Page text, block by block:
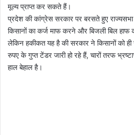
मूल्य प्राप्त कर सकते हैं।
प्रदेश की कांग्रेस सरकार पर बरसते हुए
किसानों का कर्ज माफ करने और बिजली बिल हाफ
लेकिन हकीकत यह है की सरकार ने किसानों को ही
रुपए के गुप्त टेंडर जारी हो रहे हैं, चारों तरफ
हाल बेहाल है।